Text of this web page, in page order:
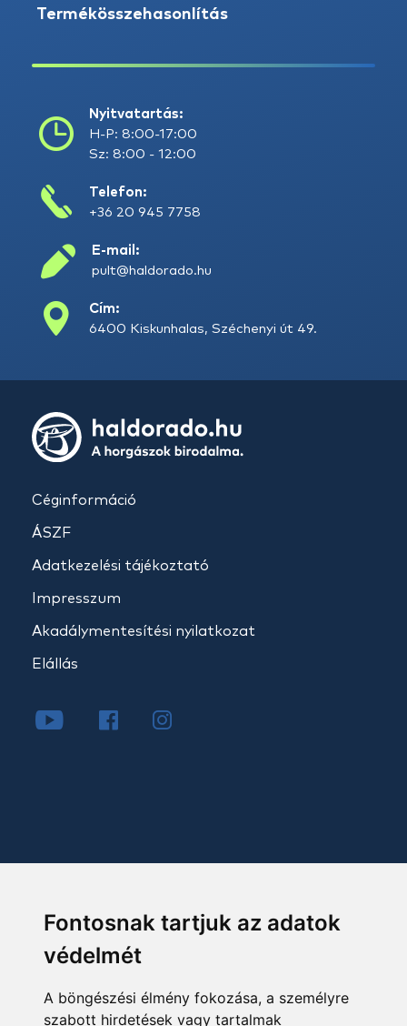
Fontosnak tartjuk az adatok
védelmét
A böngészési élmény fokozása, a személyre
szabott hirdetések vagy tartalmak
Termékösszehasonlítás
Nyitvatartás:
H-P: 8:00-17:00
Sz: 8:00 - 12:00
Telefon:
+36 20 945 7758
E-mail:
pult@haldorado.hu
Cím:
6400 Kiskunhalas, Széchenyi út 49.
Céginformáció
ÁSZF
Adatkezelési tájékoztató
Impresszum
Akadálymentesítési nyilatkozat
Elállás